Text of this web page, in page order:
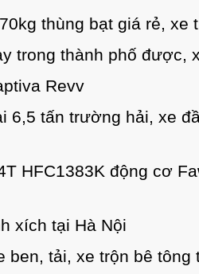
thùng bạt giá rẻ, xe
trong thành phố được,
Revv
6,5 tấn trường hải, xe
HFC1383K động cơ
xích tại Hà Nội
ben, tải, xe trộn bê tông